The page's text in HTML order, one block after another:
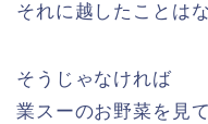
それに越したことは
そうじゃなければ
業スーのお野菜を見